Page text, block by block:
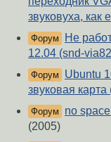
звуковуха, как
Форум
Не
12.04 (snd-
Форум
Ubuntu
звуковая карта
Форум
no
(2005)